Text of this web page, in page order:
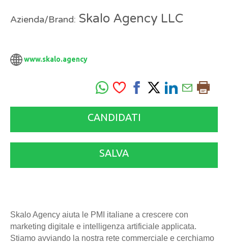
Azienda/Brand: Skalo Agency LLC
www.skalo.agency
CANDIDATI
SALVA
Skalo Agency aiuta le PMI italiane a crescere con
marketing digitale e intelligenza artificiale applicata.
Stiamo avviando la nostra rete commerciale e cerchiamo